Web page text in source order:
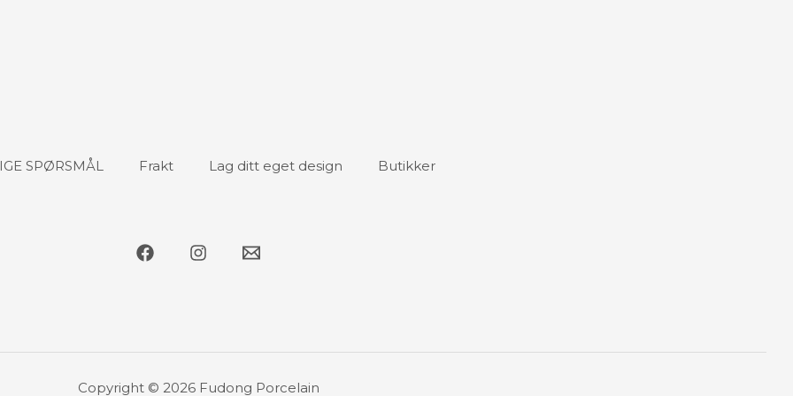
SPØRSMÅL Frakt Lag ditt eget design Butikker
Copyright © 2026 Fudong Porcelain